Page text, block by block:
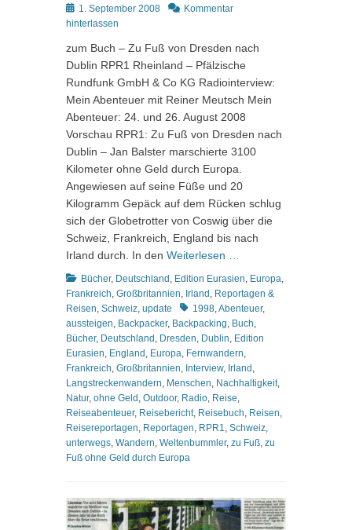
Posted
on
1. September 2008
Kommentar
hinterlassen
zum Buch – Zu Fuß von Dresden nach
Dublin RPR1 Rheinland – Pfälzische
Rundfunk GmbH & Co KG Radiointerview:
Mein Abenteuer mit Reiner Meutsch Mein
Abenteuer: 24. und 26. August 2008
Vorschau RPR1: Zu Fuß von Dresden nach
Dublin – Jan Balster marschierte 3100
Kilometer ohne Geld durch Europa.
Angewiesen auf seine Füße und 20
Kilogramm Gepäck auf dem Rücken schlug
sich der Globetrotter von Coswig über die
Schweiz, Frankreich, England bis nach
Irland durch. In den Weiterlesen …
Kategorien
Bücher, Deutschland , Edition Eurasien, Europa,
Frankreich, Großbritannien, Irland , Reportagen &
Reisen, Schweiz, update Schlagworte
1998,Abenteuer,
aussteigen, Backpacker, Backpacking, Buch,
Bücher, Deutschland , Dresden, Dublin, Edition
Eurasien, England , Europa, Fernwandern,
Frankreich, Großbritannien, Interview, Irland ,
Langstreckenwandern, Menschen, Nachhaltigkeit,
Natur, ohne Geld , Outdoor, Radio, Reise,
Reiseabenteuer, Reisebericht, Reisebuch, Reisen,
Reisereportagen, Reportagen, RPR1, Schweiz,
unterwegs, Wandern, Weltenbummler, zu Fuß, zu
Fuß ohne Geld durch Europa